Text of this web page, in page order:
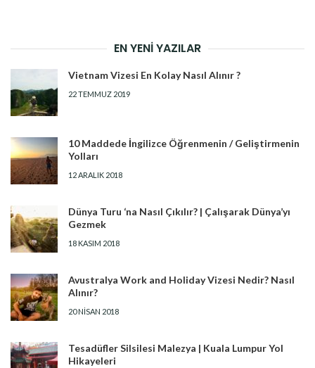
EN YENI YAZILAR
Vietnam Vizesi En Kolay Nasıl Alınır ?
22 TEMMUZ 2019
10 Maddede İngilizce Öğrenmenin / Geliştirmenin
Yolları
12 ARALIK 2018
Dünya Turu ‘na Nasıl Çıkılır? | Çalışarak Dünya’yı
Gezmek
18 KASIM 2018
Avustralya Work and Holiday Vizesi Nedir? Nasıl
Alınır?
20 NISAN 2018
Tesadüfler Silsilesi Malezya | Kuala Lumpur Yol
Hikayeleri